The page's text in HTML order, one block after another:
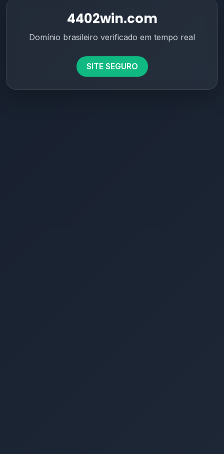
4402win.com
Domínio brasileiro verificado em tempo real
SITE SEGURO